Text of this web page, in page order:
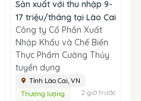
Sản xuất với thu nhập 9-
17 triệu/tháng tại Lào Cai
Công ty Cổ Phần Xuất
Nhập Khẩu và Chế Biến
Thực Phẩm Cường Thủy
tuyển dụng
Tỉnh Lào Cai, VN
Thương lượng
2 giờ trước